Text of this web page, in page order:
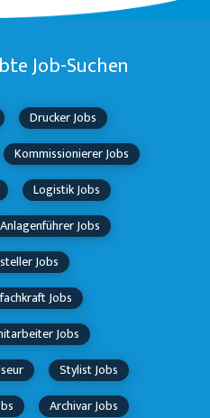
Job-Suchen
Drucker Jobs
Kommissionierer Jobs
Logistik Jobs
Jobs
Jobs
Jobs
Jobs
Stylist Jobs
Archivar Jobs